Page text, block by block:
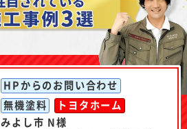
HPからのお問い合わせ
無機塗料
トヨタホーム
みよし市 N様